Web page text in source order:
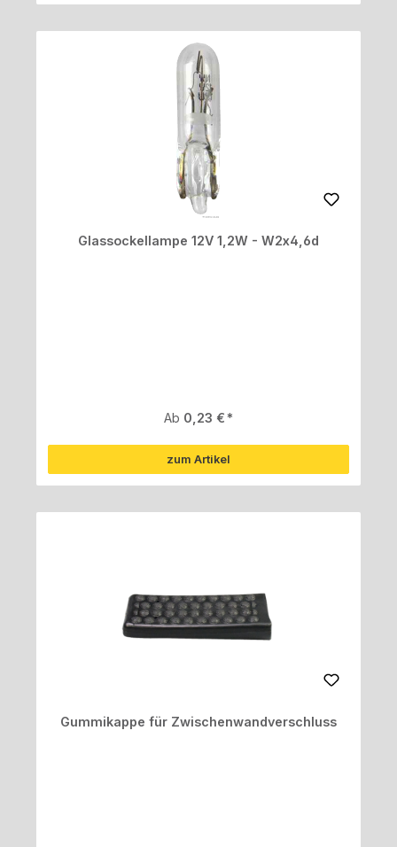
Glassockellampe 12V 1,2W - W2x4,6d
Regulärer Preis:
Ab 0,23 €
zum Artikel
Gummikappe für Zwischenwandverschluss